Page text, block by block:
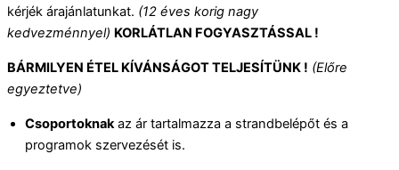
kérjék árajánlatunkat. (12 éves korig nagy
kedvezménnyel) KORLÁTLAN FOGYASZTÁSSAL !
BÁRMILYEN ÉTEL KÍVÁNSÁGOT TELJESÍTÜNK ! (Előre
egyeztetve)
Csoportoknak az ár tartalmazza a strandbelépőt és a
programok szervezését is.